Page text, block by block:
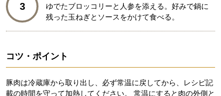
3
ゆでたブロッコリーと人参を添える。好みで鍋に
残った玉ねぎとソースをかけて食べる。
コツ・ポイント
豚肉は冷蔵庫から取り出し、必ず常温に戻してから、レシピ記
載の時間を守って加熱してください。 常温にすると肉の外側と